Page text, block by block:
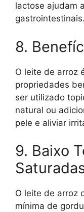
lactose ajudam
gastrointestinais.
8.
O leite de arroz
propriedades
ser utilizado
natural ou
pele e aliviar
9. Baixo
O leite de arroz
mínima de